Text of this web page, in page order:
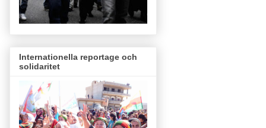
Internationella reportage och
solidaritet